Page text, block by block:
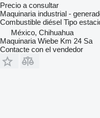
Precio a consultar
Maquinaria industrial -
Combustible diésel Tipo
México, Chihuahua
Maquinaria Wiebe Km 24 Sa
Contacte con el vendedor